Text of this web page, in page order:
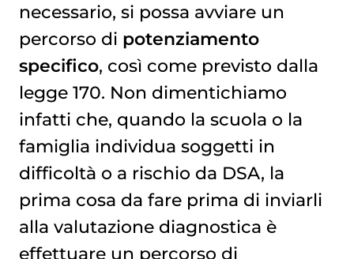
necessario, si possa avviare un
percorso di potenziamento
specifico, così come previsto dalla
legge 170. Non dimentichiamo
infatti che, quando la scuola o la
famiglia individua soggetti in
difficoltà o a rischio da DSA, la
prima cosa da fare prima di inviarli
alla valutazione diagnostica è
effettuare un percorso di